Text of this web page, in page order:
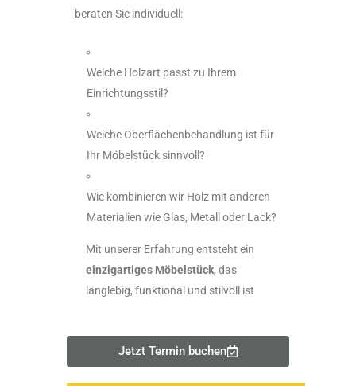
beraten Sie individuell:
Welche Holzart passt zu Ihrem
Einrichtungsstil?
Welche Oberflächenbehandlung ist für
Ihr Möbelstück sinnvoll?
Wie kombinieren wir Holz mit anderen
Materialien wie Glas, Metall oder Lack?
Mit unserer Erfahrung entsteht ein
einzigartiges Möbelstück, das
langlebig, funktional und stilvoll ist
Jetzt Termin buchen